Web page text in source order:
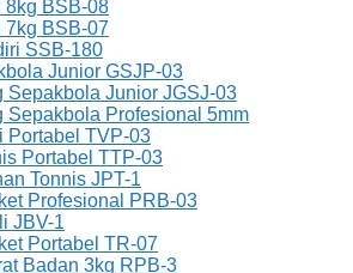
8kg BSB-08
7kg BSB-07
SSB-180
Junior GSJP-03
Sepakbola Junior JGSJ-03
Sepakbola Profesional 5mm
Portabel TVP-03
Portabel TTP-03
Tonnis JPT-1
Profesional PRB-03
JBV-1
Portabel TR-07
Badan 3kg RPB-3